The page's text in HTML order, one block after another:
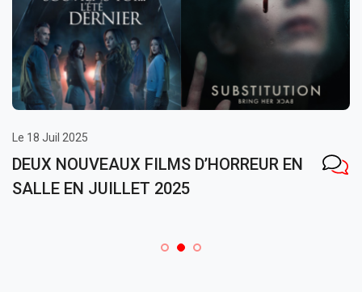
Le 18 Juil 2025
DEUX NOUVEAUX FILMS D’HORREUR EN
SALLE EN JUILLET 2025